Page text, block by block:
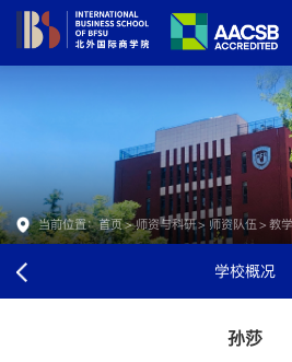
当前位置：首页>师资与科研> 师资队伍> 教
学校概况
孙莎